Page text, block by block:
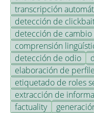
transcripción
detección de
detección de
comprensión
detección de odio
elaboración de
etiquetado de roles
extracción de
factuality